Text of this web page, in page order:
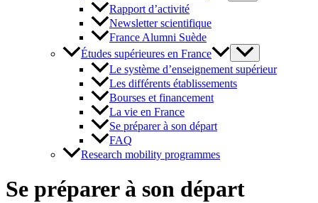
Rapport d’activité
Newsletter scientifique
France Alumni Suède
Études supérieures en France
Le système d’enseignement supérieur
Les différents établissements
Bourses et financement
La vie en France
Se préparer à son départ
FAQ
Research mobility programmes
Se préparer à son départ